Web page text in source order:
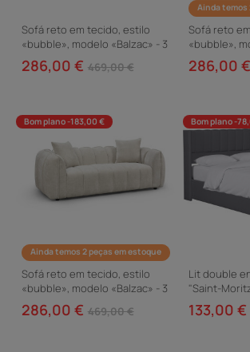
Sofá reto em tecido, estilo
«bubble», modelo «Balzac» - 3
lugares - Creme
286,00 € 469,00 €
Ainda temos
Sofá reto
«bubble»,
lugares -
286,00 €
Bom plano -183,00 €
Ainda temos 2 peças em estoque
Sofá reto em tecido, estilo
«bubble», modelo «Balzac» - 3
lugares - Bege
286,00 € 469,00 €
Bom plano -
Lit double
"Saint-
Gris
133,00 €